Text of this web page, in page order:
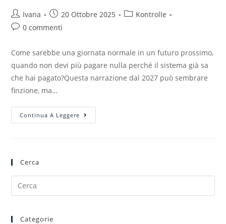
Ivana 20 Ottobre 2025
Kontrolle
0 commenti
Come sarebbe una giornata normale in un futuro prossimo,
quando non devi più pagare nulla perché il sistema già sa
che hai pagato?Questa narrazione dal 2027 può sembrare
finzione, ma…
Continua A Leggere
Cerca
Categorie